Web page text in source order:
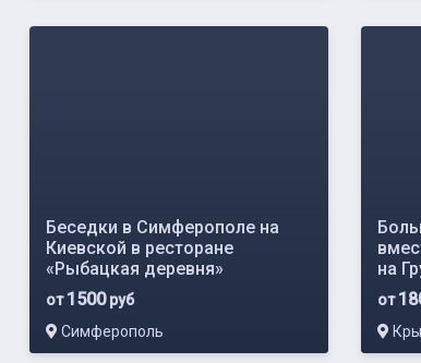
Беседки в Симферополе на
Киевской в ресторане
«Рыбацкая деревня»
от1500руб
Симферополь
на
от